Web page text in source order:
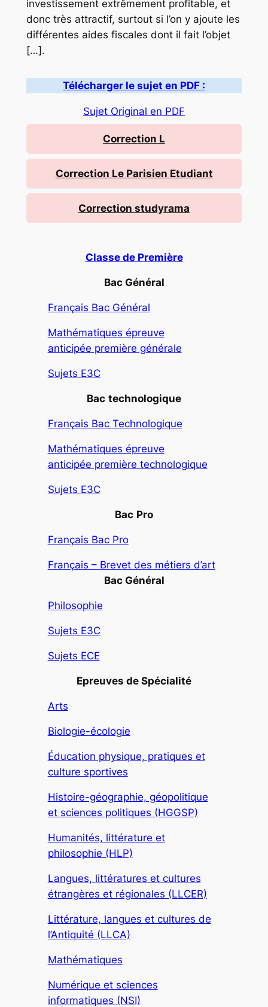
investissement extrêmement profitable, et
donc très attractif, surtout si l’on y ajoute les
différentes aides fiscales dont il fait l’objet
[…].
Télécharger le sujet en PDF :
Sujet Original en PDF
Correction L
Correction Le Parisien Etudiant
Correction studyrama
Classe de Première
Bac Général
Français Bac Général
Mathématiques épreuve
anticipée première générale
Sujets E3C
Bac technologique
Français Bac Technologique
Mathématiques épreuve
anticipée première technologique
Sujets E3C
Bac Pro
Français Bac Pro
Français – Brevet des métiers d’art
Bac Général
Philosophie
Sujets E3C
Sujets ECE
Epreuves de Spécialité
Arts
Biologie-écologie
Éducation physique, pratiques et
culture sportives
Histoire-géographie, géopolitique
et sciences politiques (HGGSP)
Humanités, littérature et
philosophie (HLP)
Langues, littératures et cultures
étrangères et régionales (LLCER)
Littérature, langues et cultures de
l’Antiquité (LLCA)
Mathématiques
Numérique et sciences
informatiques (NSI)